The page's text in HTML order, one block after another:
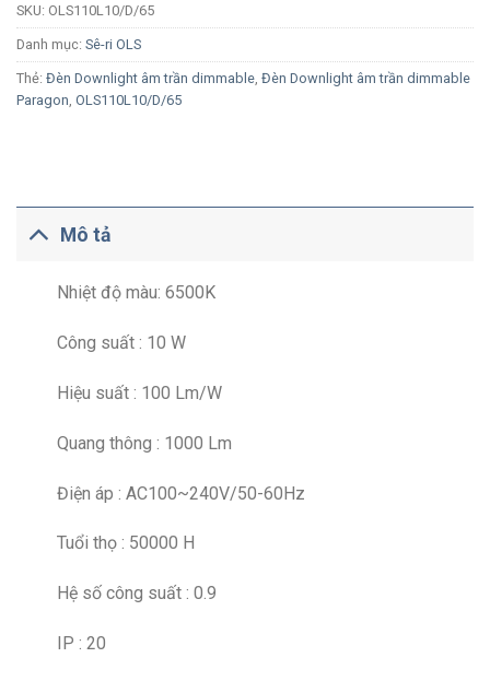
SKU: OLS110L10/D/65
Danh mục: Sê-ri OLS
Thẻ: Đèn Downlight âm trần dimmable Đèn Downlight âm trần dimmable
Paragon OLS110L10/D/65
Mô tả
Nhiệt độ màu: 6500K
Công suất : 10 W
Hiệu suất : 100 Lm/W
Quang thông : 1000 Lm
Điện áp : AC100~240V/50-60Hz
Tuổi thọ : 50000 H
Hệ số công suất : 0.9
IP : 20